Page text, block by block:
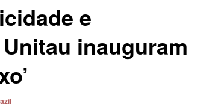
e
inauguram